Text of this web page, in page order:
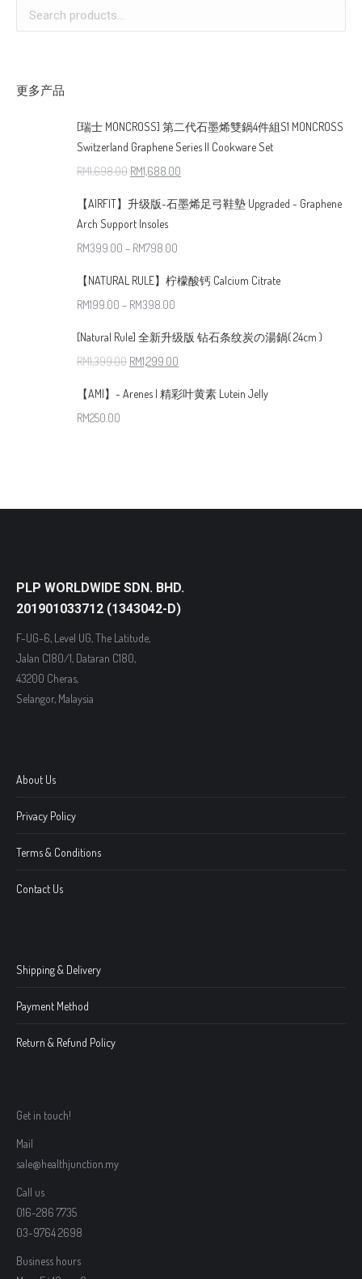
更多产品
[瑞士 MONCROSS] 第二代石墨烯雙鍋4件組S1 MONCROSS
Switzerland Graphene Series II Cookware Set
RM1,698.00 RM1,688.00
【AIRFIT】升级版-石墨烯足弓鞋墊 Upgraded - Graphene
Arch Support Insoles
RM399.00 – RM798.00
【NATURAL RULE】柠檬酸钙 Calcium Citrate
RM199.00 – RM398.00
[Natural Rule] 全新升级版 钻石条纹炭の湯鍋( 24cm )
RM1,399.00 RM1,299.00
【AMI】- Arenes | 精彩叶黄素 Lutein Jelly
RM250.00
PLP WORLDWIDE SDN. BHD.
201901033712 (1343042-D)
F-UG-6, Level UG, The Latitude,
Jalan C180/1, Dataran C180,
43200 Cheras,
Selangor, Malaysia
About Us
Privacy Policy
Terms & Conditions
Contact Us
Shipping & Delivery
Payment Method
Return & Refund Policy
Get in touch!
Mail
sale@healthjunction.my
Call us
016-286 7735
03-9764 2698
Business hours